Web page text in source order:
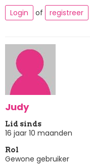
Login
of registreer
Judy
Lid sinds
16 jaar 10 maanden
Rol
Gewone gebruiker